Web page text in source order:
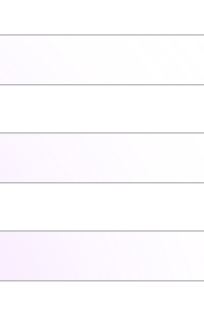
Deze website maakt
websiteverkeer te analyseren.
ze hebben verzameld op